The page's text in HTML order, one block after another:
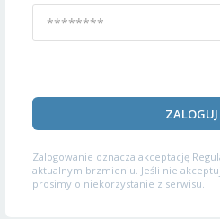
ZALOGUJ
Zalogowanie oznacza akceptację
aktualnym brzmieniu. Jeśli nie
prosimy o niekorzystanie z serwisu.